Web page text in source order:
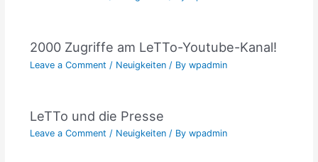
2000 Zugriffe am LeTTo-Youtube-Kanal!
Leave a Comment / Neuigkeiten/ By wpadmin
LeTTo und die Presse
Leave a Comment / Neuigkeiten/ By wpadmin